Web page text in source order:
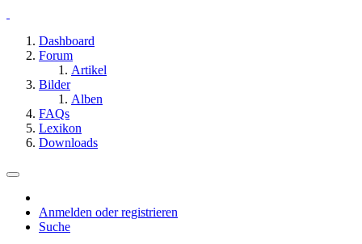
Dashboard
Forum
Artikel
Bilder
Alben
FAQs
Lexikon
Downloads
Anmelden oder registrieren
Suche